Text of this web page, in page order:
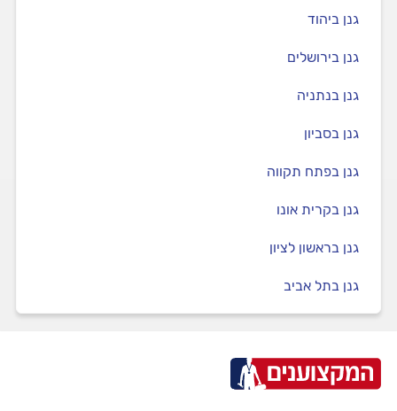
גנן ביהוד
גנן בירושלים
גנן בנתניה
גנן בסביון
גנן בפתח תקווה
גנן בקרית אונו
גנן בראשון לציון
גנן בתל אביב